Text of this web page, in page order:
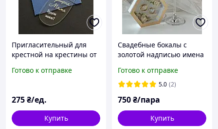
Пригласительный для
крестной на крестины от
ножка Серебро
Готово к отправке
275₴/ед.
Купить
Свадебные бокалы с
золотой надписью имена
Готово к отправке
5.0 (2)
750₴/пара
Купить